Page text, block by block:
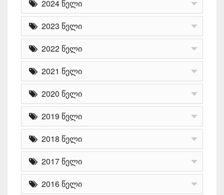
2024 წელი
2023 წელი
2022 წელი
2021 წელი
2020 წელი
2019 წელი
2018 წელი
2017 წელი
2016 წელი